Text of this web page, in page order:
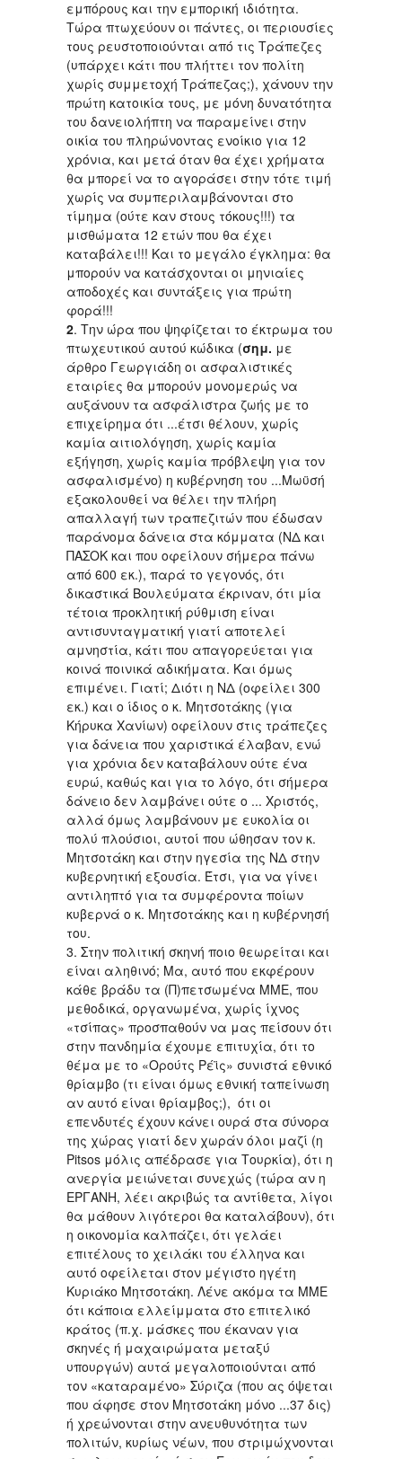
εμπόρους και την εμπορική ιδιότητα.
Τώρα πτωχεύουν οι πάντες, οι περιουσίες
τους ρευστοποιούνται από τις Τράπεζες
(υπάρχει κάτι που πλήττει τον πολίτη
χωρίς συμμετοχή Τράπεζας;), χάνουν την
πρώτη κατοικία τους, με μόνη δυνατότητα
του δανειολήπτη να παραμείνει στην
οικία του πληρώνοντας ενοίκιο για 12
χρόνια, και μετά όταν θα έχει χρήματα
θα μπορεί να το αγοράσει στην τότε τιμή
χωρίς να συμπεριλαμβάνονται στο
τίμημα (ούτε καν στους τόκους!!!) τα
μισθώματα 12 ετών που θα έχει
καταβάλει!!! Και το μεγάλο έγκλημα: θα
μπορούν να κατάσχονται οι μηνιαίες
αποδοχές και συντάξεις για πρώτη
φορά!!!
2. Την ώρα που ψηφίζεται το έκτρωμα του
πτωχευτικού αυτού κώδικα (σημ. με
άρθρο Γεωργιάδη οι ασφαλιστικές
εταιρίες θα μπορούν μονομερώς να
αυξάνουν τα ασφάλιστρα ζωής με το
επιχείρημα ότι ...έτσι θέλουν, χωρίς
καμία αιτιολόγηση, χωρίς καμία
εξήγηση, χωρίς καμία πρόβλεψη για τον
ασφαλισμένο) η κυβέρνηση του ...Μωϋσή
εξακολουθεί να θέλει την πλήρη
απαλλαγή των τραπεζιτών που έδωσαν
παράνομα δάνεια στα κόμματα (ΝΔ και
ΠΑΣΟΚ και που οφείλουν σήμερα πάνω
από 600 εκ.), παρά το γεγονός, ότι
δικαστικά Βουλεύματα έκριναν, ότι μία
τέτοια προκλητική ρύθμιση είναι
αντισυνταγματική γιατί αποτελεί
αμνηστία, κάτι που απαγορεύεται για
κοινά ποινικά αδικήματα. Και όμως
επιμένει. Γιατί; Διότι η ΝΔ (οφείλει 300
εκ.) και ο ίδιος ο κ. Μητσοτάκης (για
Κήρυκα Χανίων) οφείλουν στις τράπεζες
για δάνεια που χαριστικά έλαβαν, ενώ
για χρόνια δεν καταβάλουν ούτε ένα
ευρώ, καθώς και για το λόγο, ότι σήμερα
δάνειο δεν λαμβάνει ούτε ο ... Χριστός,
αλλά όμως λαμβάνουν με ευκολία οι
πολύ πλούσιοι, αυτοί που ώθησαν τον κ.
Μητσοτάκη και στην ηγεσία της ΝΔ στην
κυβερνητική εξουσία. Έτσι, για να γίνει
αντιληπτό για τα συμφέροντα ποίων
κυβερνά ο κ. Μητσοτάκης και η κυβέρνησή
του.
3. Στην πολιτική σκηνή ποιο θεωρείται και
είναι αληθινό; Μα, αυτό που εκφέρουν
κάθε βράδυ τα (Π)πετσωμένα ΜΜΕ, που
μεθοδικά, οργανωμένα, χωρίς ίχνος
«τσίπας» προσπαθούν να μας πείσουν ότι
στην πανδημία έχουμε επιτυχία, ότι το
θέμα με το «Ορούτς Ρέϊς» συνιστά εθνικό
θρίαμβο (τι είναι όμως εθνική ταπείνωση
αν αυτό είναι θρίαμβος;), ότι οι
επενδυτές έχουν κάνει ουρά στα σύνορα
της χώρας γιατί δεν χωράν όλοι μαζί (η
Pitsos μόλις απέδρασε για Τουρκία), ότι η
ανεργία μειώνεται συνεχώς (τώρα αν η
ΕΡΓΑΝΗ, λέει ακριβώς τα αντίθετα, λίγοι
θα μάθουν λιγότεροι θα καταλάβουν), ότι
η οικονομία καλπάζει, ότι γελάει
επιτέλους το χειλάκι του έλληνα και
αυτό οφείλεται στον μέγιστο ηγέτη
Κυριάκο Μητσοτάκη. Λένε ακόμα τα ΜΜΕ
ότι κάποια ελλείμματα στο επιτελικό
κράτος (π.χ. μάσκες που έκαναν για
σκηνές ή μαχαιρώματα μεταξύ
υπουργών) αυτά μεγαλοποιούνται από
τον «καταραμένο» Σύριζα (που ας όψεται
που άφησε στον Μητσοτάκη μόνο ...37 δις)
ή χρεώνονται στην ανευθυνότητα των
πολιτών, κυρίως νέων, που στριμώχνονται